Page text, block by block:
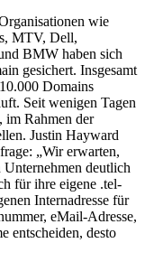
wie
MTV, Dell,
BMW haben sich
gesichert. Insgesamt
Domains
Seit wenigen Tagen
im Rahmen der
Justin Hayward
„Wir erwarten,
Unternehmen deutlich
für ihre eigene .tel-
Internadresse für
eMail-Adresse,
entscheiden, desto